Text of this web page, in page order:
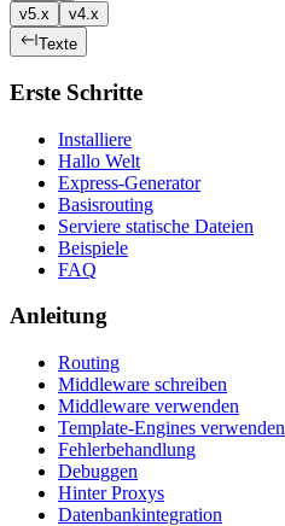
v5.x
v4.x
Texte
Erste Schritte
Installiere
Hallo Welt
Express-Generator
Basisrouting
Serviere statische Dateien
Beispiele
FAQ
Anleitung
Routing
Middleware schreiben
Middleware verwenden
Template-Engines verwenden
Fehlerbehandlung
Debuggen
Hinter Proxys
Datenbankintegration